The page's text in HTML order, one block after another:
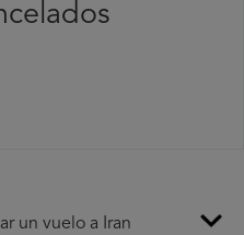
un vuelo a Iran